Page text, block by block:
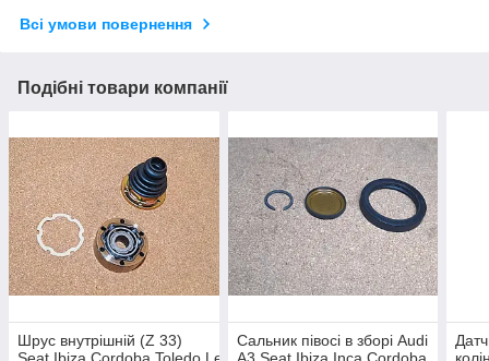
Всі умови повернення
Подібні товари компанії
Шрус внутрішній (Z 33)
Сальник півосі в зборі Audi